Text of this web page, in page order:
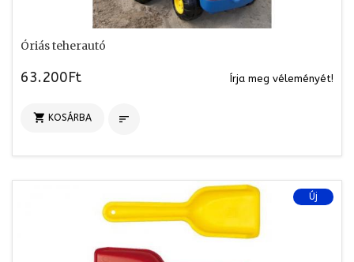
Óriás teherautó
63.200Ft Írja meg véleményét!
 KOSÁRBA 
Új